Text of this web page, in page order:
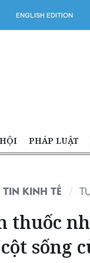
ENGLISH EDITION
PHÁP LUẬT
KINH TẾ
thuốc
sống